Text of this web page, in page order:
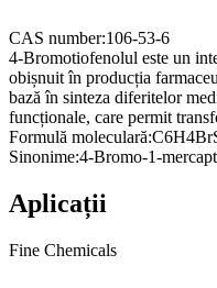
CAS number:106-53-6
4-Bromotiofenolul este un
obișnuit în producția
bază în sinteza diferitelor
funcționale, care permit
Formulă moleculară:
Sinonime:4-Bromo-1-
Aplicații
Fine Chemicals